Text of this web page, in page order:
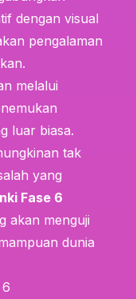
dengan visual
pengalaman
melalui
luar biasa.
tak
yang
Fase 6
akan menguji
dunia